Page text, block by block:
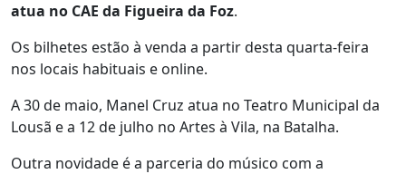
atua no CAE da Figueira da Foz.
Os bilhetes estão à venda a partir desta quarta-feira
nos locais habituais e online.
A 30 de maio, Manel Cruz atua no Teatro Municipal da
Lousã e a 12 de julho no Artes à Vila, na Batalha.
Outra novidade é a parceria do músico com a